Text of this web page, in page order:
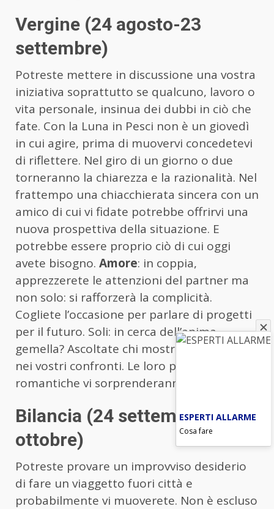
Vergine (24 agosto-23
settembre)
Potreste mettere in discussione una vostra
iniziativa soprattutto se qualcuno, lavoro o
vita personale, insinua dei dubbi in ciò che
fate. Con la Luna in Pesci non è un giovedì
in cui agire, prima di muovervi concedetevi
di riflettere. Nel giro di un giorno o due
torneranno la chiarezza e la razionalità. Nel
frattempo una chiacchierata sincera con un
amico di cui vi fidate potrebbe offrirvi una
nuova prospettiva della situazione. E
potrebbe essere proprio ciò di cui oggi
avete bisogno. Amore: in coppia,
apprezzerete le attenzioni del partner ma
non solo: si rafforzerà la complicità.
Cogliete l’occasione per parlare di progetti
per il futuro. Soli: in cerca dell’anima
gemella? Ascoltate chi mostra attenzione
nei vostri confronti. Le loro parole
romantiche vi sorprenderanno.
Bilancia (24 settembre-23
ottobre)
Potreste provare un improvviso desiderio
di fare un viaggetto fuori città e
probabilmente vi muoverete. Non è escluso
ESPERTI ALLARME
Cosa fare